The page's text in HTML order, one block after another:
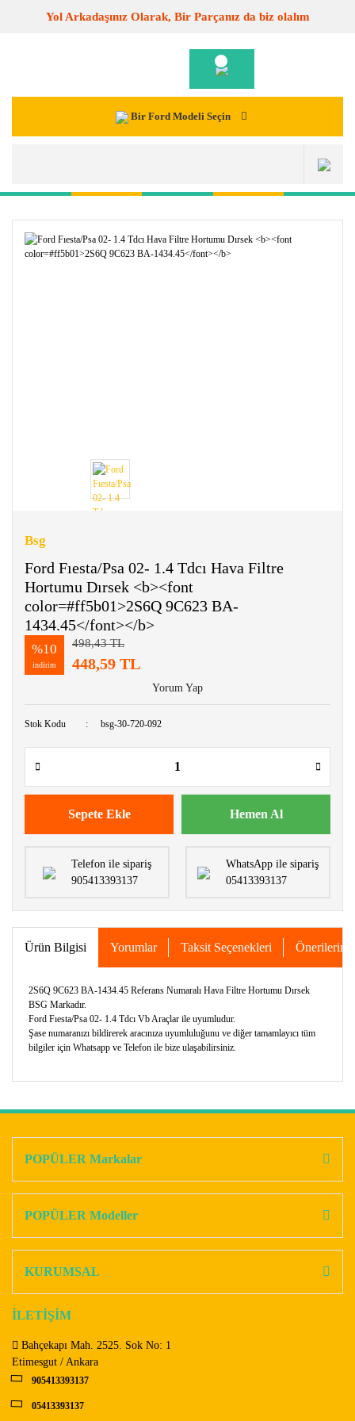
Yol Arkadaşınız Olarak, Bir Parçanız da biz olalım
Bir Ford Modeli Seçin
Bsg
Ford Fıesta/Psa 02- 1.4 Tdcı Hava Filtre
Hortumu Dırsek <b><font
color=#ff5b01>2S6Q 9C623 BA-
1434.45</font></b>
%10
indirim
498,43 TL
448,59 TL
Yorum Yap
Stok Kodu bsg-30-720-092
Sepete Ekle Hemen Al
Telefon ile sipariş
905413393137
WhatsApp ile sipariş
05413393137
Ürün Bilgisi Yorumlar Taksit Seçenekleri Önerileriniz
2S6Q 9C623 BA-1434.45 Referans Numaralı Hava Filtre Hortumu Dırsek
BSG Markadır.
Ford Fıesta/Psa 02- 1.4 Tdcı Vb Araçlar ile uyumludur.
Şase numaranızı bildirerek aracınıza uyumluluğunu ve diğer tamamlayıcı tüm
bilgiler için Whatsapp ve Telefon ile bize ulaşabilirsiniz.
Ürün açıklamasında eksik bilgiler bulunuyor.
Bu ürüne benzer farklı alternatifler olmalı.
POPÜLER Markalar
POPÜLER Modeller
KURUMSAL
İLETİŞİM
Bahçekapı Mah. 2525. Sok No: 1
Etimesgut / Ankara
905413393137
05413393137